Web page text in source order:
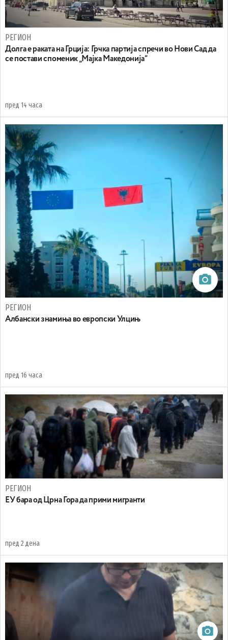
РЕГИОН
Долга е раката на Грција: Грчка партија спречи во Нови Сад да
се постави споменик „Мајка Македонија“
пред 14 часа
РЕГИОН
Aлбански знамиња во европски Улцињ
пред 16 часа
РЕГИОН
EУ бара од Црна Гора да прими мигранти
пред 2 дена